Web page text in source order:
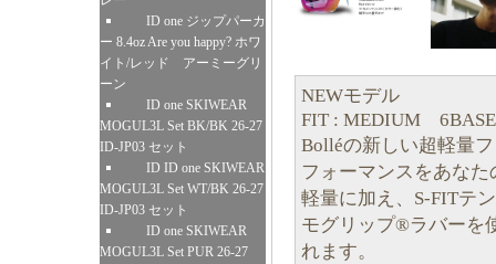
ID one ジップパーカ
ー 8.4oz Are you happy? ホワ
イト/レッド アーミーグリ
ーン
ID one SKIWEAR
MOGUL3L Set BK/BK 26-27
ID-JP03 セット
ID ID one SKIWEAR
MOGUL3L Set WT/BK 26-27
ID-JP03 セット
ID one SKIWEAR
MOGUL3L Set PUR 26-27
NEWモデル
FIT : MEDIUM
Bolléの新しい超軽量
フォーマンスをあなた
軽量に加え、S-FITテ
モグリップ®ラバーを
れます。